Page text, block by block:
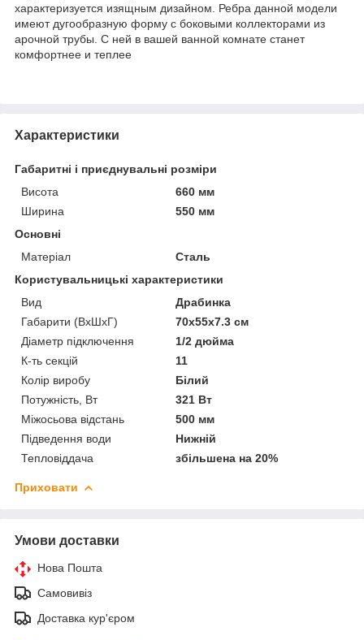
характеризуется изящным дизайном. Ребра данной модели
имеют дугообразную форму с боковыми коллекторами из
арочной трубы. С ней в вашей ванной комнате станет
комфортнее и теплее
Характеристики
Габаритні і приєднувальні розміри
Висота
660 мм
Ширина
550 мм
Основні
Матеріал
Сталь
Користувальницькі характеристики
Вид
Драбинка
Габарити (ВхШхГ)
70х55х7.3 см
Діаметр підключення
1/2 дюйма
К-ть секцій
11
Колір виробу
Білий
Потужність, Вт
321 Вт
Міжосьова відстань
500 мм
Підведення води
Нижній
Тепловіддача
збільшена на 20%
Приховати
Умови доставки
Нова Пошта
Самовивіз
Доставка кур'єром